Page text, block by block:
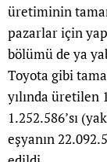
üretiminin
pazarlar için
bölümü de ya
Toyota gibi
yılında üretilen
1.252.586’sı
eşyanın